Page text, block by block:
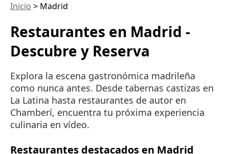
Inicio > Madrid
Restaurantes en Madrid -
Descubre y Reserva
Explora la escena gastronómica madrileña
como nunca antes. Desde tabernas castizas en
La Latina hasta restaurantes de autor en
Chamberí, encuentra tu próxima experiencia
culinaria en vídeo.
Restaurantes destacados en Madrid